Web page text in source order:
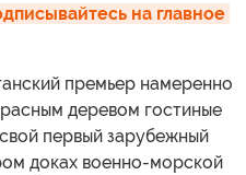
на главное
премьер намеренно
деревом гостиные
первый зарубежный
доках военно-морской